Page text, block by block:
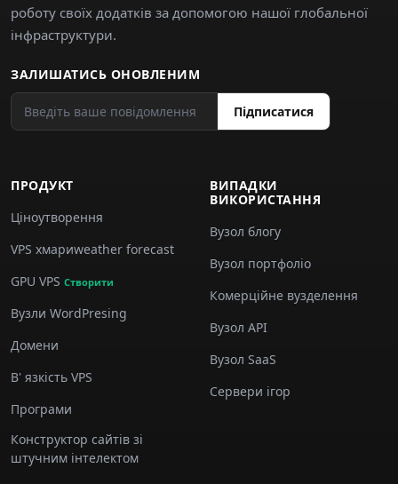
роботу своїх додатків за допомогою нашої глобальної
інфраструктури.
ЗАЛИШАТИСЬ ОНОВЛЕНИМ
Підписатися
ПРОДУКТ
Ціноутворення
VPS хмариweather forecast
GPU VPS Створити
Вузли WordPresing
Домени
В' язкість VPS
Програми
Конструктор сайтів зі
штучним інтелектом
ВИПАДКИ
ВИКОРИСТАННЯ
Вузол блогу
Вузол портфоліо
Комерційне вузделення
Вузол API
Вузол SaaS
Сервери ігор